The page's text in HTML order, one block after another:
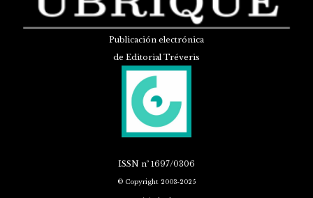
Publicación electrónica
de Editorial Tréveris
ISSN nº 1697/0306
© Copyright 2003-2025